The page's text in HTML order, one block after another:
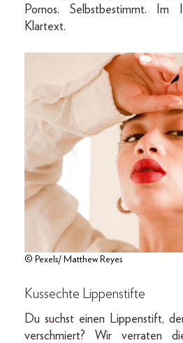
Pornos. Selbstbestimmt. Im
Klartext.
© Pexels/ Matthew Reyes
Kussechte Lippenstifte
Du suchst einen Lippenstift,
verschmiert? Wir verraten